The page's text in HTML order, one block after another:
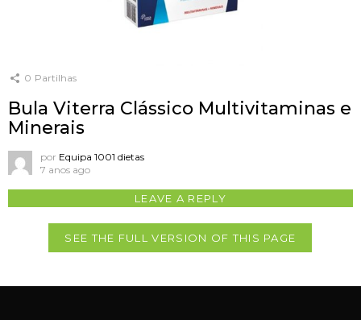
0 Partilhas
Bula Viterra Clássico Multivitaminas e
Minerais
por Equipa 1001 dietas
7 anos ago
LEAVE A REPLY
SEE THE FULL VERSION OF THIS PAGE